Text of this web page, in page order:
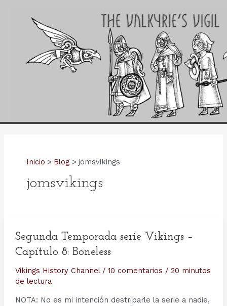
Inicio Blog jomsvikings
jomsvikings
Segunda Temporada serie Vikings –
Capítulo 8: Boneless
Vikings History Channel/ 10 comentarios / 20 minutos
de lectura
NOTA: No es mi intención destriparle la serie a nadie,